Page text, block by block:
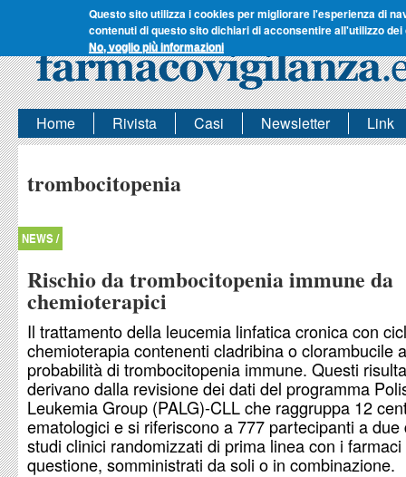
Questo sito utilizza i cookies per migliorare l'esperienza di
contenuti di questo sito dichiari di acconsentire all'utilizzo dei
No, voglio più informazioni
Home Rivista Casi Newsletter Link
trombocitopenia
NEWS /
Rischio da trombocitopenia immune da
chemioterapici
Il trattamento della leucemia linfatica cronica con
chemioterapia contenenti cladribina o clorambucile
probabilità di trombocitopenia immune. Questi
derivano dalla revisione dei dati del programma
Leukemia Group (PALG)-CLL che raggruppa 12
ematologici e si riferiscono a 777 partecipanti a due
studi clinici randomizzati di prima linea con i farmaci
questione, somministrati da soli o in combinazione.